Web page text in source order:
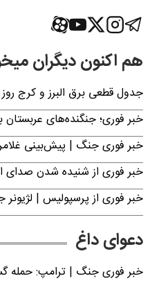
هم اکنون دیگران
جدول قطعی برق البرز و کرج روز پنجشنبه ۱۵ مرداد ۱۴۰۵ | برنامه
خبر فوری؛ جنگنده‌های عربستان
خبر فوری جنگ | پیش‌بینی
خبر فوری از شنیده شدن صدای انفجار در استان
خبر فوری از پرسپولیس |
دعوای داغ
خبر فوری جنگ | ترامپ: حمله